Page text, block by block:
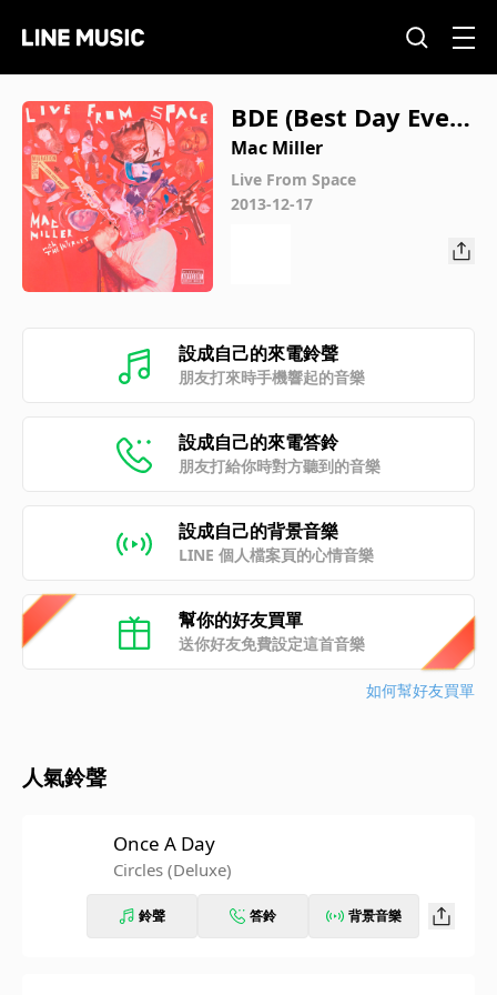
BDE (Best Day Ever)
(Live)
Mac Miller
Live From Space
2013-12-17
設成自己的來電鈴聲
朋友打來時手機響起的音樂
設成自己的來電答鈴
朋友打給你時對方聽到的音樂
設成自己的背景音樂
LINE 個人檔案頁的心情音樂
幫你的好友買單
送你好友免費設定這首音樂
如何幫好友買單
人氣鈴聲
Once A Day
Circles (Deluxe)
鈴聲 答鈴 背景音樂